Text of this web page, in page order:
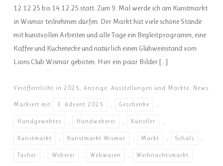
12.12.25 bis 14.12.25 statt. Zum 9. Mal werde ich am Kunstmarkt
in Wismar teilnehmen dürfen. Der Markt hat viele schöne Stände
mit kunstvollen Arbeiten und alle Tage ein Begleitprogramm, eine
Kaffee und Kuchenecke und natürlich einen Glühweinstand vom
Lions Club Wismar geboten. Hier ein paar Bilder […]
Veröffentlicht in 2025 , Anzeige, Ausstellungen und Märkte, News
Markiert mit 3. Advent 2025 , Geschenke ,
Handgewebtes , Handweberei , Künstler ,
Kunstmarkt , Kunstmarkt Wismar , Markt , Schals ,
Tücher , Weberei , Webwaren , Weihnachtsmarkt